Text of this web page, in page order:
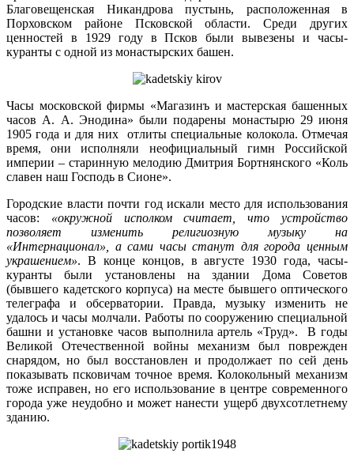
Благовещенская Никандрова пустынь, расположенная в
Порховском районе Псковской области. Среди других
ценностей в 1929 году в Псков были вывезены и часы-
куранты с одной из монастырских башен.
Часы московской фирмы «Магазинъ и мастерская башенных
часов А. А. Энодина» были подарены монастырю 29 июня
1905 года и для них отлиты специальные колокола. Отмечая
время, они исполняли неофициальный гимн Российской
империи – старинную мелодию Дмитрия Бортнянского «Коль
славен наш Господь в Сионе».
Городские власти почти год искали место для использования
часов: «окружной исполком считает, что устройство
позволяет изменить религиозную музыку на
«Интернационал», а сами часы станут для города ценным
украшением». В конце концов, в августе 1930 года, часы-
куранты были установлены на здании Дома Советов
(бывшего кадетского корпуса) на месте бывшего оптического
телеграфа и обсерватории. Правда, музыку изменить не
удалось и часы молчали. Работы по сооружению специальной
башни и установке часов выполнила артель «Труд». В годы
Великой Отечественной войны механизм был поврежден
снарядом, но был восстановлен и продолжает по сей день
показывать псковичам точное время. Колокольный механизм
тоже исправен, но его использование в центре современного
города уже неудобно и может нанести ущерб двухсотлетнему
зданию.